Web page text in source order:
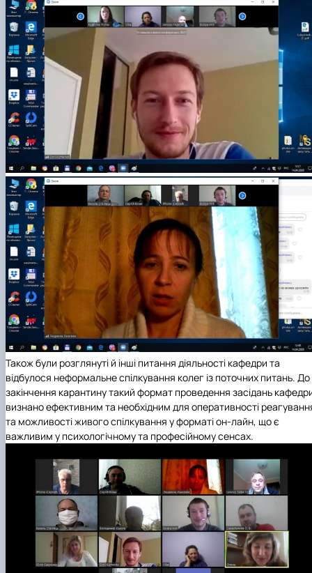
Також були розглянуті й інші питання діяльності кафедри та
відбулося неформальне спілкування колег із поточних питань. До
закінчення карантину такий формат проведення засідань
визнано ефективним та необхідним для оперативності
та можливості живого спілкування у форматі он-лайн, що є
важливим у психологічному та професійному сенсах.